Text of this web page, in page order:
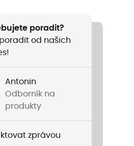
poradit?
od našich
Antonin
Odborník na
produkty
zprávou